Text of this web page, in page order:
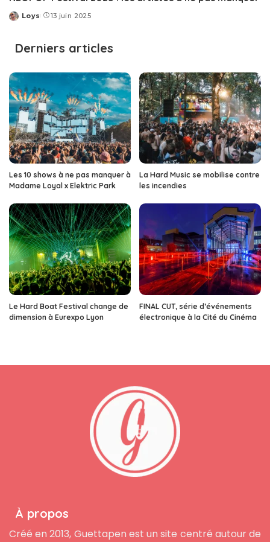
Posted
Loys 13 juin 2025
Derniers articles
Les 10 shows à ne pas manquer à
Madame Loyal x Elektric Park
La Hard Music se mobilise contre
les incendies
Le Hard Boat Festival change de
dimension à Eurexpo Lyon
FINAL CUT, série d’événements
électronique à la Cité du Cinéma
À propos
Créé en 2013, Guettapen est un site centré autour de